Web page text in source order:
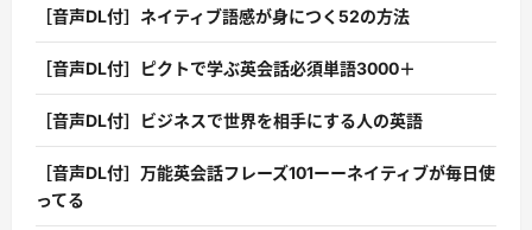
［音声DL付］ネイティブ語感が身につく52の方法
［音声DL付］ピクトで学ぶ英会話必須単語3000＋
［音声DL付］ビジネスで世界を相手にする人の英語
［音声DL付］万能英会話フレーズ101ーーネイティブが毎日使
ってる